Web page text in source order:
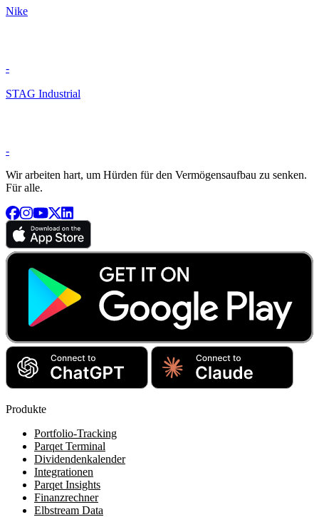
Nike
-
STAG Industrial
-
Wir arbeiten hart, um Hürden für den Vermögensaufbau zu senken.
Für alle.
Produkte
Portfolio-Tracking
Parqet Terminal
Dividendenkalender
Integrationen
Parqet Insights
Finanzrechner
Elbstream Data